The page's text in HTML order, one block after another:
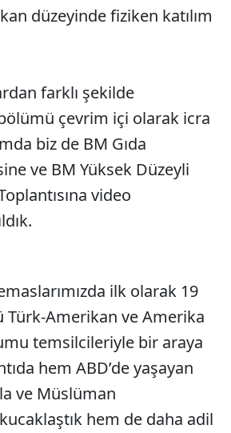
düzeyinde fiziken katılım
farklı şekilde
çevrim içi olarak icra
biz de BM Gıda
ve BM Yüksek Düzeyli
video
ilk olarak 19
Türk-Amerikan ve Amerika
temsilcileriyle bir araya
hem ABD’de yaşayan
ve Müslüman
hem de daha adil